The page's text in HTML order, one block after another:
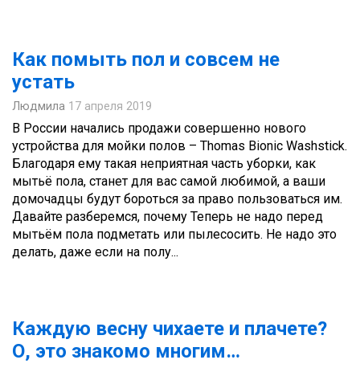
Как помыть пол и совсем не
устать
Людмила 17 апреля 2019
В России начались продажи совершенно нового
устройства для мойки полов – Thomas Bionic Washstick.
Благодаря ему такая неприятная часть уборки, как
мытьё пола, станет для вас самой любимой, а ваши
домочадцы будут бороться за право пользоваться им.
Давайте разберемся, почему Теперь не надо перед
мытьём пола подметать или пылесосить. Не надо это
делать, даже если на полу...
Каждую весну чихаете и плачете?
О, это знакомо многим…